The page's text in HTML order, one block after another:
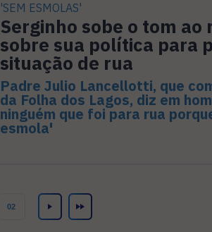
'SEM ESMOLAS'
Serginho sobe o tom
sobre sua política para
situação de rua
Padre Julio Lancellotti, que
da Folha dos Lagos, diz em
ninguém que foi para rua
esmola'